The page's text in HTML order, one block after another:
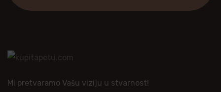
Mi pretvaramo Vašu viziju u stvarnost!